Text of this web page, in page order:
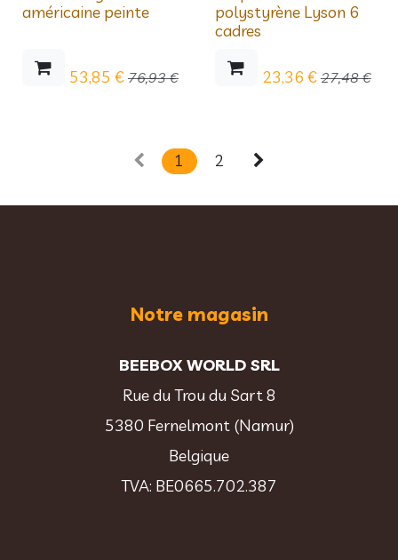
Déstockage
américaine peinte
53,85 € 76,93€
Déstockage
polystyrène Lyson 6
cadres
23,36 € 27,48€
1 2
Notre magasin
BEEBOX WORLD SRL
Rue du Trou du Sart 8
5380 Fernelmont (Namur)
Belgique
TVA: BE0665.702.387